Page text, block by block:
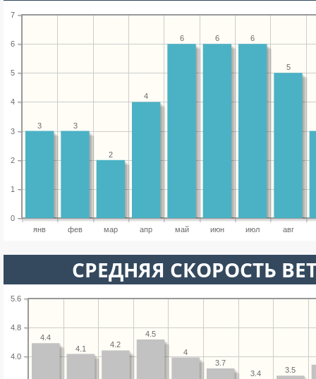
янв фев мар апр май июн июл авг
0
1
2
3
4
5
6
7
5
6
6
6
4
2
3
3
СРЕДНЯЯ СКОРОСТЬ
4.0
4.8
5.6
3.5
3.4
3.7
4
4.5
4.2
4.1
4.4